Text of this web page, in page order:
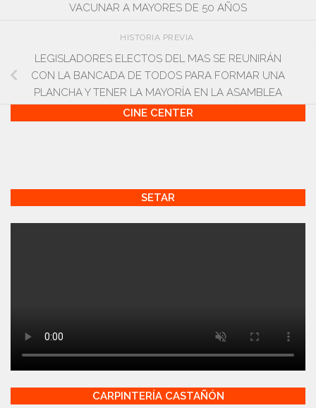
VACUNAR A MAYORES DE 50 AÑOS
HISTORIA PREVIA
LEGISLADORES ELECTOS DEL MAS SE REUNIRÁN
CON LA BANCADA DE TODOS PARA FORMAR UNA
PLANCHA Y TENER LA MAYORÍA EN LA ASAMBLEA
CINE CENTER
SETAR
CARPINTERÍA CASTAÑÓN